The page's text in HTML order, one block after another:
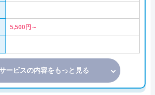
5,500円～
ービスの内容をもっと見る